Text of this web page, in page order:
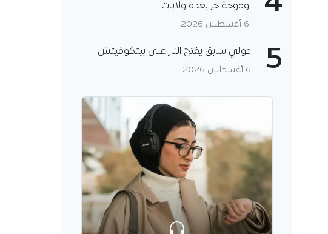
وموجة حر بعدة ولايات
6 أغسطس 2026
5 دولي سابق يفتح النار على بيتكوفيتش
6 أغسطس 2026